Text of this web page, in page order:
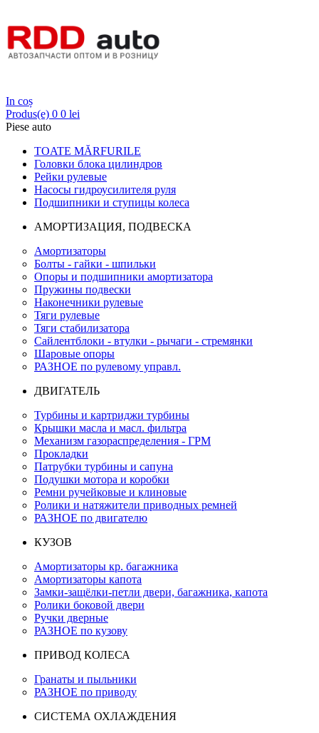
In coș
Produs(e) 0 0 lei
Piese auto
TOATE MĂRFURILE
Головки блока цилиндров
Рейки рулевые
Насосы гидроусилителя руля
Подшипники и ступицы колеса
АМОРТИЗАЦИЯ, ПОДВЕСКА
Амортизаторы
Болты - гайки - шпильки
Опоры и подшипники амортизатора
Пружины подвески
Наконечники рулевые
Тяги рулевые
Тяги стабилизатора
Сайлентблоки - втулки - рычаги - стремянки
Шаровые опоры
РАЗНОЕ по рулевому управл.
ДВИГАТЕЛЬ
Турбины и картриджи турбины
Крышки масла и масл. фильтра
Механизм газораспределения - ГРМ
Прокладки
Патрубки турбины и сапуна
Подушки мотора и коробки
Ремни ручейковые и клиновые
Ролики и натяжители приводных ремней
РАЗНОЕ по двигателю
КУЗОВ
Амортизаторы кр. багажника
Амортизаторы капота
Замки-защёлки-петли двери, багажника, капота
Ролики боковой двери
Ручки дверные
РАЗНОЕ по кузову
ПРИВОД КОЛЕСА
Гранаты и пыльники
РАЗНОЕ по приводу
СИСТЕМА ОХЛАЖДЕНИЯ